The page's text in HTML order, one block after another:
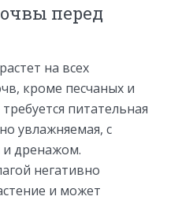
перед
на всех
кроме песчаных и
питательная
увлажняемая, с
дренажом.
негативно
и может